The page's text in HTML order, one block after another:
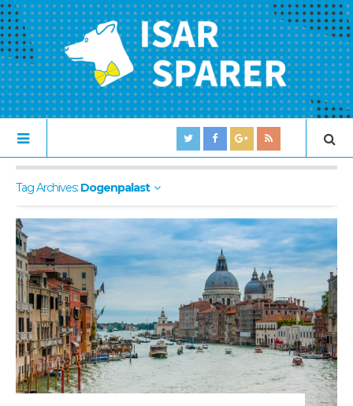
Tag Archives: Dogenpalast